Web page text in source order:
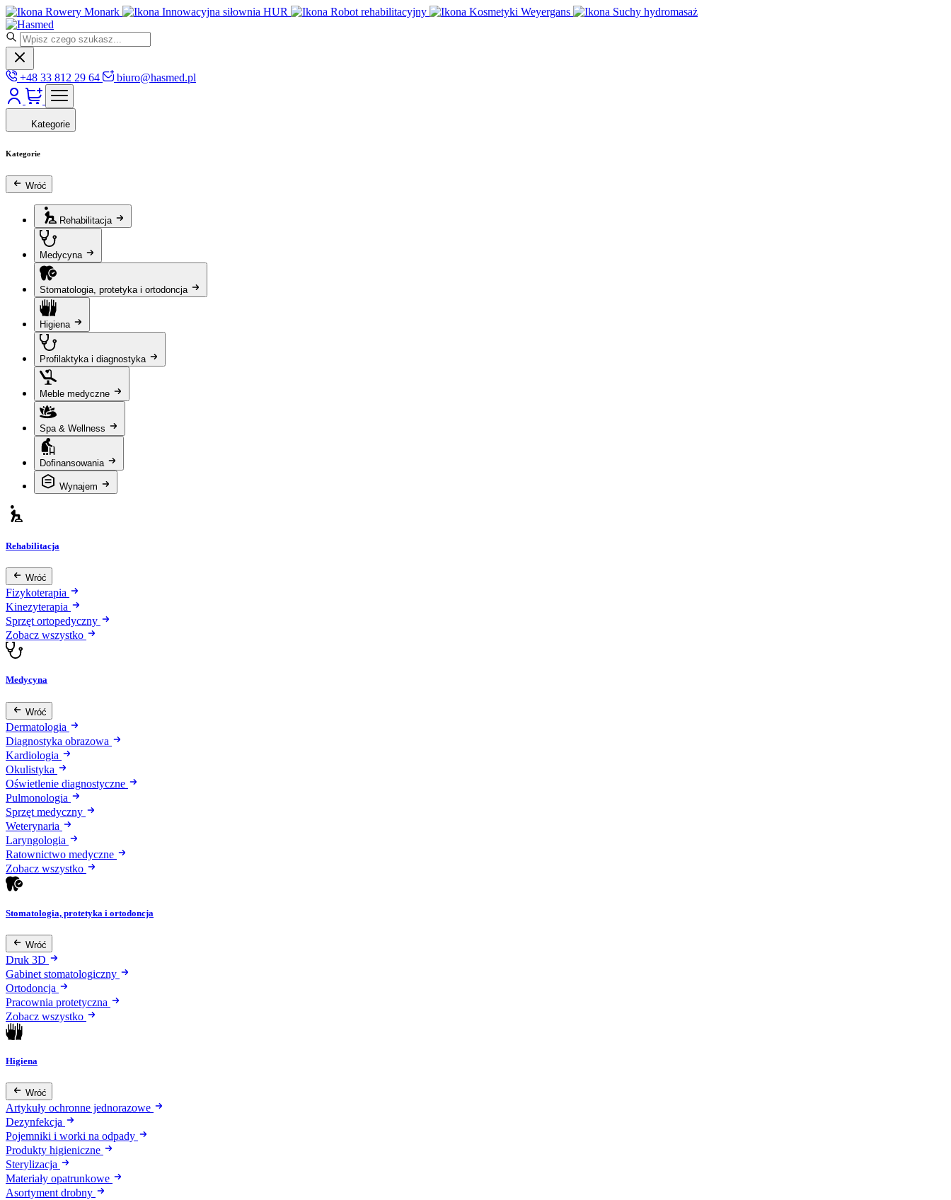
Rowery Monark Innowacyjna siłownia HUR Robot rehabilitacyjny Kosmetyki Weyergans Suchy hydromasaż
+48 33 812 29 64 biuro@hasmed.pl
Kategorie
Kategorie
Wróć
Rehabilitacja
Medycyna
Stomatologia, protetyka i ortodoncja
Higiena
Profilaktyka i diagnostyka
Meble medyczne
Spa & Wellness
Dofinansowania
Wynajem
Rehabilitacja
Wróć
Fizykoterapia
Kinezyterapia
Sprzęt ortopedyczny
Zobacz wszystko
Medycyna
Wróć
Dermatologia
Diagnostyka obrazowa
Kardiologia
Okulistyka
Oświetlenie diagnostyczne
Pulmonologia
Sprzęt medyczny
Weterynaria
Laryngologia
Ratownictwo medyczne
Zobacz wszystko
Stomatologia, protetyka i ortodoncja
Wróć
Druk 3D
Gabinet stomatologiczny
Ortodoncja
Pracownia protetyczna
Zobacz wszystko
Higiena
Wróć
Artykuły ochronne jednorazowe
Dezynfekcja
Pojemniki i worki na odpady
Produkty higieniczne
Sterylizacja
Materiały opatrunkowe
Asortyment drobny